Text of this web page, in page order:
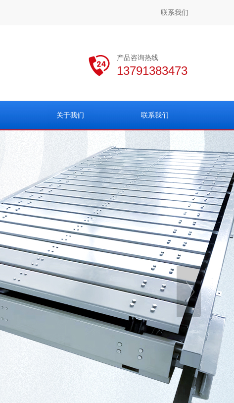
联系我们
产品咨询热线
13791383473
关于我们 联系我们